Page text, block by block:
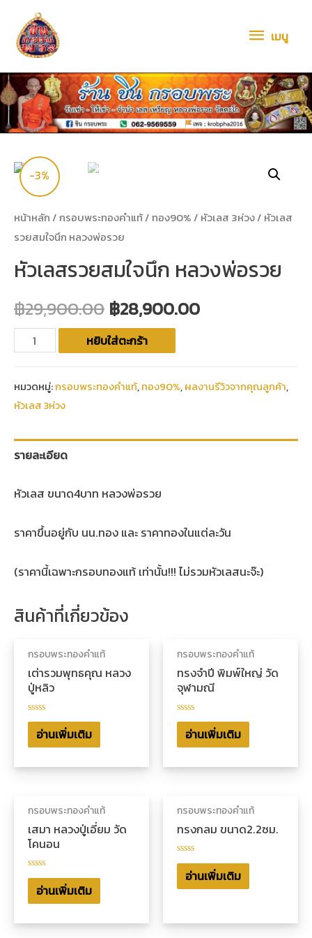
เมนู
-3%
หน้าหลัก /กรอบพระทองคำแท้/ ทอง90% / หัวเลส 3ห่วง/ หัวเลส
รวยสมใจนึก หลวงพ่อรวย
หัวเลสรวยสมใจนึก หลวงพ่อรวย
฿29,900.00 ฿28,900.00
หยิบใส่ตะกร้า
หมวดหมู่:กรอบพระทองคำแท้,ทอง90%,ผลงานรีวิวจากคุณลูกค้า,
หัวเลส 3ห่วง
รายละเอียด
หัวเลส ขนาด4บาท หลวงพ่อรวย
ราคาขึ้นอยู่กับ นน.ทอง และ ราคาทองในแต่ละวัน
(ราคานี้เฉพาะกรอบทองแท้ เท่านั้น!!! ไม่รวมหัวเลสนะจ๊ะ)
สินค้าที่เกี่ยวข้อง
กรอบพระทองคำแท้
เต่ารวมพุทธคุณ หลวง
ปู่หลิว
ให้
คะแนน
ตั้งแต่
5
อ่านเพิ่มเติม
กรอบพระทองคำแท้
ทรงจำปี พิมพ์ใหญ่ วัด
จุฬามณี
ให้
คะแนน
ตั้งแต่
5
อ่านเพิ่มเติม
กรอบพระทองคำแท้
เสมา หลวงปู่เอี่ยม วัด
โคนอน
ให้
คะแนน
ตั้งแต่
5
อ่านเพิ่มเติม
กรอบพระทองคำแท้
ทรงกลม ขนาด2.2ซม.
ให้
คะแนน
ตั้งแต่
คะแนน
อ่านเพิ่มเติม